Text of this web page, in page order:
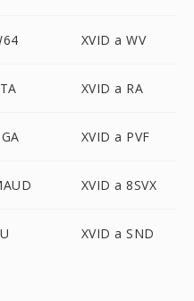
XVID a WV
XVID a RA
XVID a PVF
XVID a 8SVX
XVID a SND